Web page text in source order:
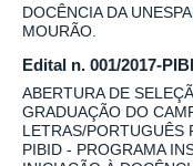
DOCÊNCIA DA
MOURÃO.
Edital n. 001/2017-
ABERTURA DE
GRADUAÇÃO DO
LETRAS/PORTUGUÊS
PIBID - PROGRAMA